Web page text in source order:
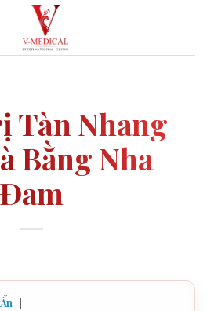
Tàn Nhang
Bằng Nha
Đam
Ẩn ]